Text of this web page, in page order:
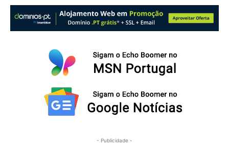
- Publicidade -